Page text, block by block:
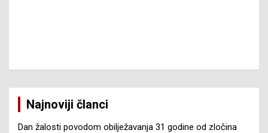
Najnoviji članci
Dan žalosti povodom obilježavanja 31 godine od zločina